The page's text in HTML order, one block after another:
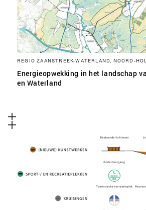
REGIO ZAANSTREEK-WATERLAND, NOORD-
Energieopwekking in het landschap
en Waterland